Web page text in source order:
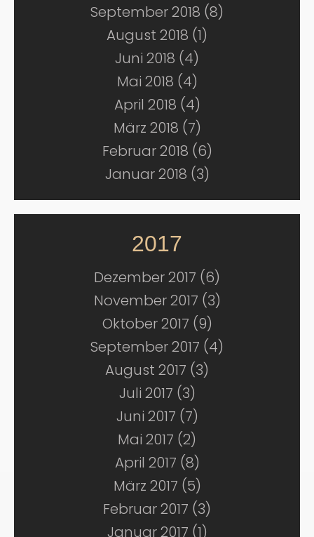
September 2018 (8)
August 2018 (1)
Juni 2018 (4)
Mai 2018 (4)
April 2018 (4)
März 2018 (7)
Februar 2018 (6)
Januar 2018 (3)
2017
Dezember 2017 (6)
November 2017 (3)
Oktober 2017 (9)
September 2017 (4)
August 2017 (3)
Juli 2017 (3)
Juni 2017 (7)
Mai 2017 (2)
April 2017 (8)
März 2017 (5)
Februar 2017 (3)
Januar 2017 (1)